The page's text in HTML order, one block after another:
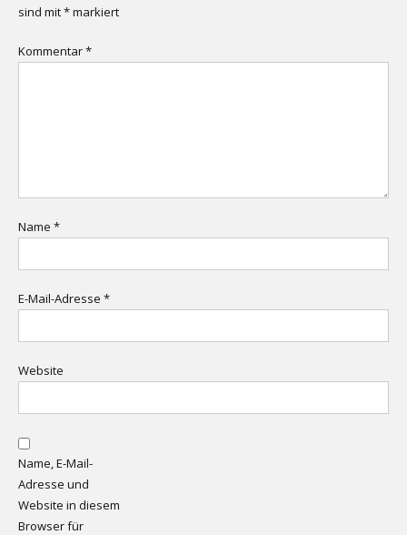
sind mit*markiert
Kommentar*
Name *
E-Mail-Adresse *
Website
Name, E-Mail-
Adresse und
Website in diesem
Browser für